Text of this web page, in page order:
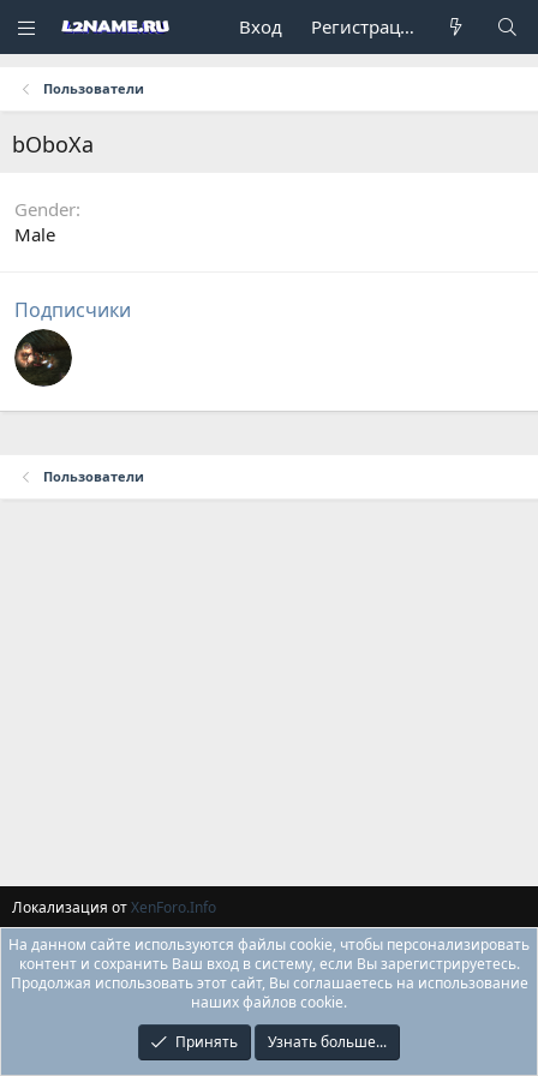
Вход Регистрация
Пользователи
bOboXa
Gender
Male
Подписчики
Пользователи
Локализация отXenForo.Info
На данном сайте используются файлы cookie, чтобы персонализировать
контент и сохранить Ваш вход в систему, если Вы зарегистрируетесь.
Продолжая использовать этот сайт, Вы соглашаетесь на использование
наших файлов cookie.
Принять
Узнать больше...